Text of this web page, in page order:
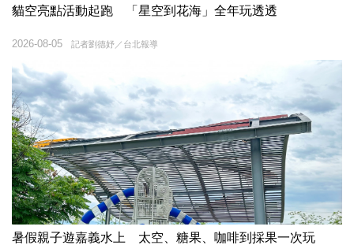
貓空亮點活動起跑 「星空到花海」全年玩透透
記者劉德妤／台北報導
2026-08-05
暑假親子遊嘉義水上 太空、糖果、咖啡到採果一次玩